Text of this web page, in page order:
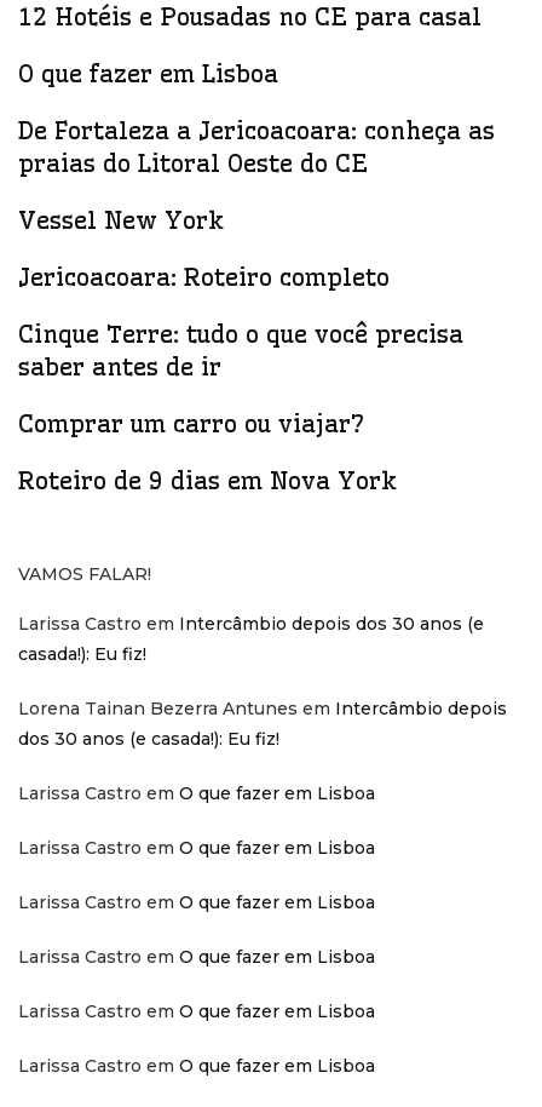
12 Hotéis e Pousadas no CE para casal
O que fazer em Lisboa
De Fortaleza a Jericoacoara: conheça as
praias do Litoral Oeste do CE
Vessel New York
Jericoacoara: Roteiro completo
Cinque Terre: tudo o que você precisa
saber antes de ir
Comprar um carro ou viajar?
Roteiro de 9 dias em Nova York
VAMOS FALAR!
Larissa Castro em Intercâmbio depois dos 30 anos (e
casada!): Eu fiz!
Lorena Tainan Bezerra Antunes em Intercâmbio depois
dos 30 anos (e casada!): Eu fiz!
Larissa Castro em O que fazer em Lisboa
Larissa Castro em O que fazer em Lisboa
Larissa Castro em O que fazer em Lisboa
Larissa Castro em O que fazer em Lisboa
Larissa Castro em O que fazer em Lisboa
Larissa Castro em O que fazer em Lisboa